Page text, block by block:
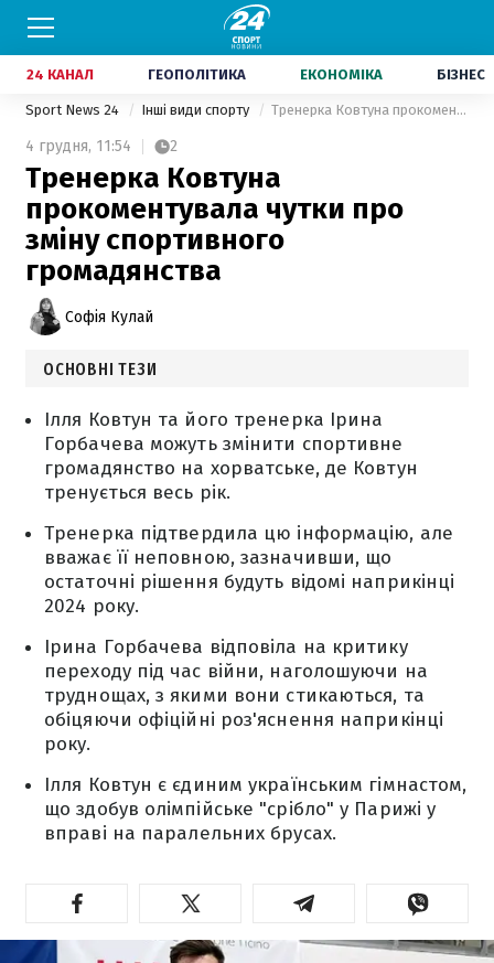
24 КАНАЛ ГЕОПОЛІТИКА ЕКОНОМІКА БІЗНЕС
Sport News 24 Інші види спорту Тренерка Ковтуна прокоментувала чутки про зміну спортивного громадянства
4 грудня, 11:54 2
Тренерка Ковтуна
прокоментувала чутки про
зміну спортивного
громадянства
Софія Кулай
ОСНОВНІ ТЕЗИ
Ілля Ковтун та його тренерка Ірина
Горбачева можуть змінити спортивне
громадянство на хорватське, де Ковтун
тренується весь рік.
Тренерка підтвердила цю інформацію, але
вважає її неповною, зазначивши, що
остаточні рішення будуть відомі наприкінці
2024 року.
Ірина Горбачева відповіла на критику
переходу під час війни, наголошуючи на
труднощах, з якими вони стикаються, та
обіцяючи офіційні роз'яснення наприкінці
року.
Ілля Ковтун є єдиним українським гімнастом,
що здобув олімпійське "срібло" у Парижі у
вправі на паралельних брусах.